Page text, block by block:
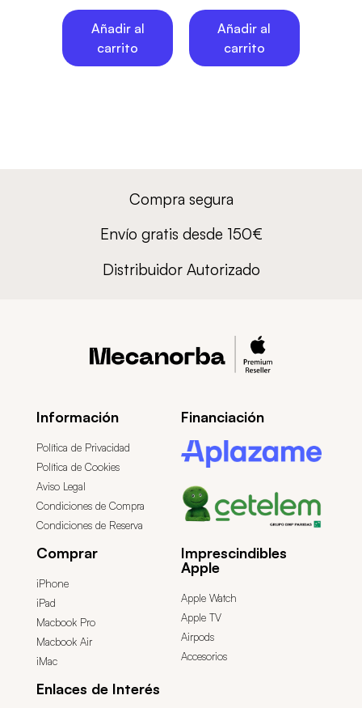
Añadir al
carrito
Añadir al
carrito
Compra segura
Envío gratis desde 150€
Distribuidor Autorizado
Información
Política de Privacidad
Política de Cookies
Aviso Legal
Condiciones de Compra
Condiciones de Reserva
Financiación
Comprar
iPhone
iPad
Macbook Pro
Macbook Air
iMac
Imprescindibles
Apple
Apple Watch
Apple TV
Airpods
Accesorios
Enlaces de Interés